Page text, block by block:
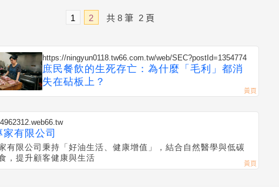
1 2 共 8 筆 2 頁
https://ningyun0118.tw66.com.tw/web/SEC?postId=1354774
庶民餐飲的生死存亡：為什麼「毛利」都消
失在砧板上？
家有限公司
有限公司秉持「好油生活、健康增值」，結合自然醫學與低碳
，提升顧客健康與生活